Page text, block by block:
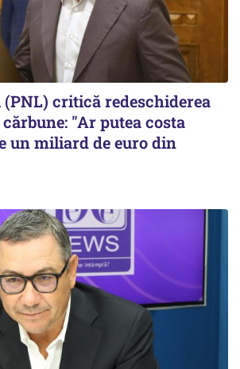
critică redeschiderea
"Ar putea costa
un miliard de euro din